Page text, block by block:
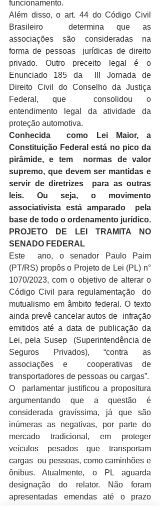
funcionamento.
Além disso, o art. 44 do Código Civil
Brasileiro  determina que as
associações são consideradas na
forma de pessoas  jurídicas de direito
privado. Outro preceito legal é o
Enunciado 185 da  III Jornada de
Direito Civil do Conselho da Justiça
Federal, que  consolidou o
entendimento legal da atividade da
proteção automotiva.
Conhecida  como Lei Maior, a
Constituição Federal está no pico da
pirâmide, e tem  normas de valor
supremo, que devem ser mantidas e
servir de diretrizes  para as outras
leis. Ou seja, o movimento
associativista está amparado  pela
base de todo o ordenamento jurídico.
PROJETO DE LEI TRAMITA NO
SENADO FEDERAL
Este  ano, o senador Paulo Paim
(PT/RS) propôs o Projeto de Lei (PL) n°
1070/2023, com o objetivo de alterar o
Código Civil para regulamentação  do
mutualismo em âmbito federal. O texto
ainda prevê cancelar autos de  infração
emitidos até a data de publicação da
Lei, pela Susep  (Superintendência de
Seguros Privados), “contra as
associações e  cooperativas de
transportadores de pessoas ou cargas”.
O  parlamentar justificou a propositura
argumentando que a questão é
considerada gravíssima, já que são
inúmeras as negativas, por parte do
mercado tradicional, em proteger
veículos pesados que transportam
cargas  ou pessoas, como caminhões e
ônibus. Atualmente, o PL aguarda
designação do relator. Não foram
apresentadas emendas até o prazo